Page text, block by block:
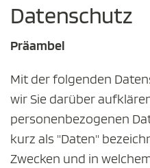
Datenschutz
Präambel
Mit der folgenden
wir Sie darüber
personenbezogenen
kurz als "Daten"
Zwecken und in